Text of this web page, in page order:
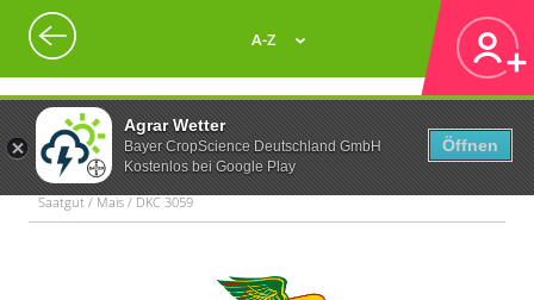
Agrar Wetter
Bayer CropScience Deutschland GmbH
Kostenlos bei Google Play
Öffnen
A-Z
Saatgut / Mais / DKC 3059